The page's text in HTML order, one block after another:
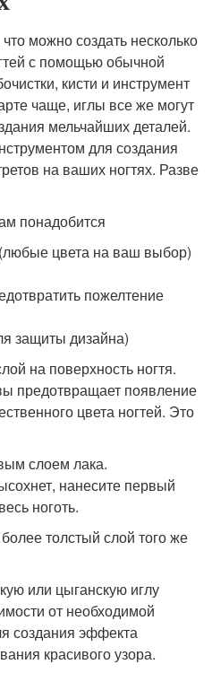
можно создать несколько
с помощью обычной
кисти и инструмент
чаще, иглы все же могут
мельчайших деталей.
для создания
на ваших ногтях. Разве
понадобится
цвета на ваш выбор)
пожелтение
защиты дизайна)
на поверхность ногтя.
предотвращает появление
цвета ногтей. Это
слоем лака.
нанесите первый
ноготь.
толстый слой того же
или цыганскую иглу
от необходимой
создания эффекта
красивого узора.